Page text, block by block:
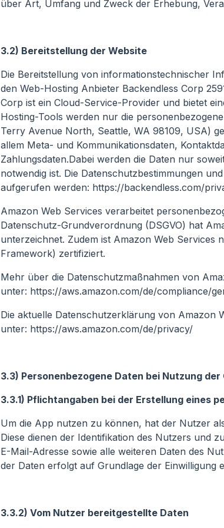
über Art, Umfang und Zweck der Erhebung,
3.2) Bereitstellung der Website
Die Bereitstellung von informationstechnischer
den Web-Hosting Anbieter Backendless Corp
Corp ist ein Cloud-Service-Provider und bietet
Hosting-Tools werden nur die
Terry Avenue North, Seattle, WA 98109, USA)
allem Meta- und Kommunikationsdaten,
Zahlungsdaten.Dabei werden die Daten nur
notwendig ist. Die Datenschutzbestimmungen
aufgerufen werden: https://backendless.com/
Amazon Web Services verarbeitet
Datenschutz-Grundverordnung (DSGVO) hat
unterzeichnet. Zudem ist Amazon Web Services
Framework) zertifiziert.
Mehr über die Datenschutzmaßnahmen von
unter: https://aws.amazon.com/de/compliance/
Die aktuelle Datenschutzerklärung von Amazon
unter: https://aws.amazon.com/de/privacy/
3.3) Personenbezogene Daten bei Nutzung
3.3.1) Pflichtangaben bei der Erstellung eines
Um die App nutzen zu können, hat der Nutzer
Diese dienen der Identifikation des Nutzers und
E-Mail-Adresse sowie alle weiteren Daten des
der Daten erfolgt auf Grundlage der Einwilligung
3.3.2) Vom Nutzer bereitgestellte Daten